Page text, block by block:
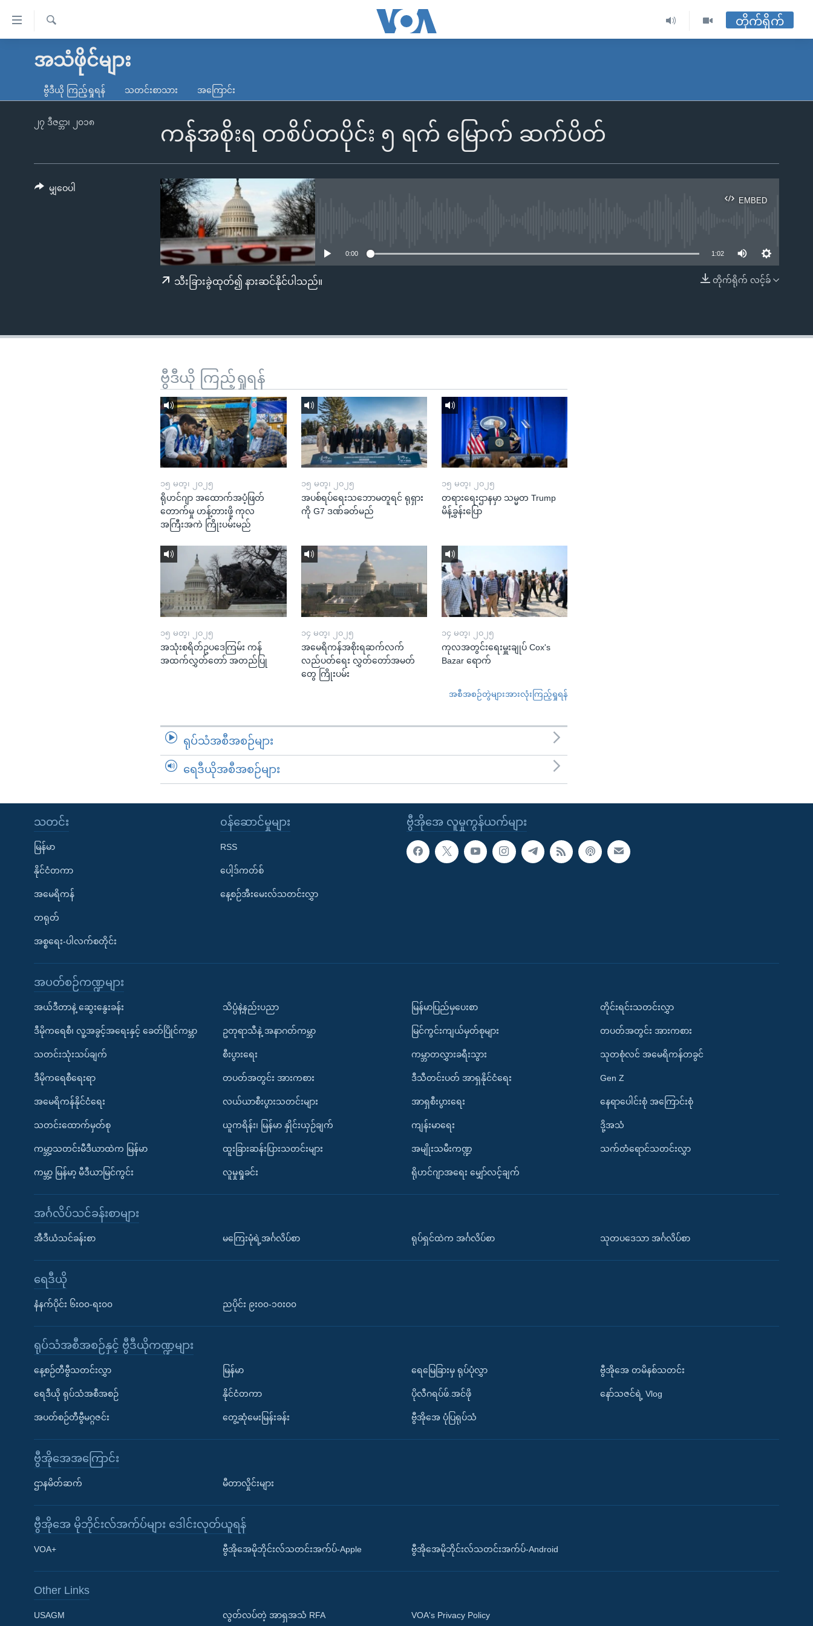
လွယ်ကူ
သည့်
ကျော်
မူလစာမျက်နှာ
ကမ္ဘာ့သတင်းများ
နိုင်ငံတကာ
တရုတ်
အစ္စရေး-ပါလက်စတိုင်း
ရပ်ဝန်းတခု လမ်းတခု အလွန်
အင်္ဂလိပ်စာလေ့လာမယ်
Learning English
ရ
တိုက်ရိုက်
အသံဖိုင်များ
ဗွီဒီယို ကြည့်ရှုရန် သတင်းစာသား အကြောင်း
ကန်အစိုးရ တစိပ်တပိုင်း ၅ ရက် မြောက် ဆက်ပိတ်
၂၇ ဒီဇင္ဘာ၊ ၂၀၁၈
EMBED
EMBED
0:00 1:02
တိုက်ရိုက် လင့်ခ်
သီးခြားခွဲထုတ်၍ နားဆင်နိုင်ပါသည်။
မျှဝေပါ
ဗွီဒီယို ကြည့်ရှုရန်
၁၅ မတ္၊ ၂၀၂၅
ရိုဟင်ဂျာ အထောက်အပံ့ဖြတ်
တောက်မှု ဟန့်တားဖို့ ကုလ
အကြီးအကဲ ကြိုးပမ်းမည်
၁၅ မတ္၊ ၂၀၂၅
အပစ်ရပ်ရေးသဘောမတူရင် ရုရှား
ကို G7 ဒဏ်ခတ်မည်
၁၅ မတ္၊ ၂၀၂၅
တရားရေးဌာနမှာ သမ္မတ Trump
မိန့်ခွန်းပြော
၁၅ မတ္၊ ၂၀၂၅
အသုံးစရိတ်ဥပဒေကြမ်း ကန်
အထက်လွှတ်တော် အတည်ပြု
၁၄ မတ္၊ ၂၀၂၅
အမေရိကန်အစိုးရဆက်လက်
လည်ပတ်ရေး လွှတ်တော်အမတ်
တွေ ကြိုးပမ်း
၁၄ မတ္၊ ၂၀၂၅
ကုလအတွင်းရေးမှူးချုပ် Cox's
Bazar ရောက်
အစီအစဉ်တွဲများအားလုံးကြည့်ရှုရန်
ရုပ်သံအစီအစဉ်များ
ရေဒီယိုအစီအစဉ်များ
ဗွီအိုအေ လူမှုကွန်ယက်များ
သတင်း
မြန်မာ
နိုင်ငံတကာ
အမေရိကန်
တရုတ်
အစ္စရေး-ပါလက်စတိုင်း
၀န်ဆောင်မှုများ
RSS
ပေါ့ဒ်ကတ်စ်
နေ့စဉ်အီးမေးလ်သတင်းလွှာ
အပတ်စဉ်ကဏ္ဍများ
အယ်ဒီတာနဲ့ ဆွေးနွေးခန်း
ဒီမိုကရေစီ၊ လူ့အခွင့်အရေးနှင့် ခေတ်ပြိုင်ကမ္ဘာ
သတင်းသုံးသပ်ချက်
ဒီမိုကရေစီရေးရာ
အမေရိကန်နိုင်ငံရေး
သတင်းထောက်မှတ်စု
ကမ္ဘာ့သတင်းမီဒီယာထဲက မြန်မာ
ကမ္ဘာ့ မြန်မာ့ မီဒီယာမြင်ကွင်း
သိပ္ပံနဲ့နည်းပညာ
ဥတုရာသီနဲ့ အနာဂတ်ကမ္ဘာ
စီးပွားရေး
တပတ်အတွင်း အားကစား
လယ်ယာစီးပွားသတင်းများ
ယူကရိန်း၊ မြန်မာ နှိုင်းယှဉ်ချက်
ထူးခြားဆန်းပြားသတင်းများ
လူမှုရှုခင်း
မြန်မာပြည်မှပေးစာ
မြင်ကွင်းကျယ်မှတ်စုများ
ကမ္ဘာတလွှားခရီးသွား
ဒီသီတင်းပတ် အာရှနိုင်ငံရေး
အာရှစီးပွားရေး
ကျန်းမာရေး
အမျိုးသမီးကဏ္ဍ
ရိုဟင်ဂျာအရေး မျှော်လင့်ချက်
တိုင်းရင်းသတင်းလွှာ
တပတ်အတွင်း အားကစား
သုတစုံလင် အမေရိကန်တခွင်
Gen Z
နေရာပေါင်းစုံ အကြောင်းစုံ
ဒို့အသံ
သက်တံရောင်သတင်းလွှာ
အင်္ဂလိပ်သင်ခန်းစာများ
အီဒီယံသင်ခန်းစာ မကြေးမုံရဲ့အင်္ဂလိပ်စာ ရုပ်ရှင်ထဲက အင်္ဂလိပ်စာ သုတပဒေသာ အင်္ဂလိပ်စာ
ရေဒီယို
နံနက်ပိုင်း ၆း၀၀-ရး၀၀ ညပိုင်း ၉း၀၀-၁၀း၀၀
ရုပ်သံအစီအစဉ်နှင့် ဗွီဒီယိုကဏ္ဍများ
နေ့စဉ်တီဗွီသတင်းလွှာ
ရေဒီယို ရုပ်သံအစီအစဉ်
အပတ်စဉ်တီဗွီမဂ္ဂဇင်း
မြန်မာ
နိုင်ငံတကာ
တွေ့ဆုံမေးမြန်းခန်း
ရေမြေခြားမှ ရုပ်ပုံလွှာ
ပိုလီဂရပ်ဖ်.အင်ဖို
ဗွီအိုအေ ပုံပြရုပ်သံ
ဗွီအိုအေ တမိနစ်သတင်း
နော်သဇင်ရဲ့ Vlog
ဗွီအိုအေအကြောင်း
ဌာနမိတ်ဆက် မီတာလှိုင်းများ
ဗွီအိုအေ မိုဘိုင်းလ်အက်ပ်များ ဒေါင်းလုတ်ယူရန်
VOA+ ဗွီအိုအေမိုဘိုင်းလ်သတင်းအက်ပ်-Apple ဗွီအိုအေမိုဘိုင်းလ်သတင်းအက်ပ်-Android
Other Links
USAGM လွတ်လပ်တဲ့ အာရှအသံ RFA VOA's Privacy Policy